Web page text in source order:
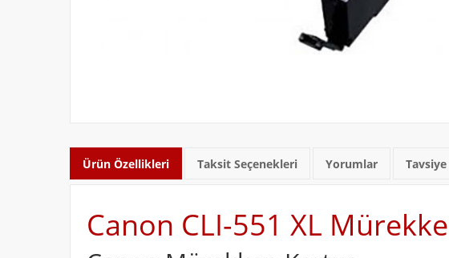
Ürün Özellikleri Taksit Seçenekleri Yorumlar
Canon CLI-551 XL